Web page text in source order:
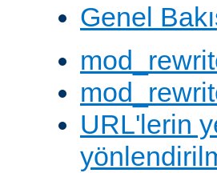
Genel
URL'lerin